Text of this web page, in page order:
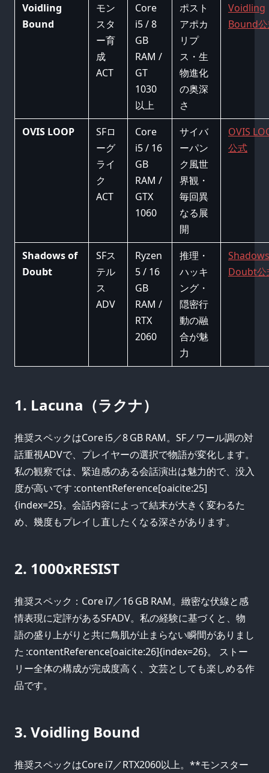
Voidling
Bound
モン
スタ
ー育
成
ACT
Core
i5 / 8
GB
RAM /
GT
1030
以上
ポスト
アポカ
リプ
ス・生
物進化
の奥深
さ
Voidling
Bound
OVIS LOOP
SFロ
ーグ
ライ
ク
ACT
Core
i5 / 16
GB
RAM /
GTX
1060
サイバ
ーパン
ク風世
界観・
毎回異
なる展
開
OVIS
公式
Shadows of
Doubt
SFス
テル
ス
ADV
Ryzen
5 / 16
GB
RAM /
RTX
2060
推理・
ハッキ
ング・
隠密行
動の融
合が魅
力
Doubt公
1. Lacuna（ラクナ）
推奨スペックはCore i5／8 GB RAM。SFノワール調の対
話重視ADVで、プレイヤーの選択で物語が変化します。
私の観察では、緊迫感のある会話演出は魅力的で、没入
度が高いです :contentReference[oaicite:25]
{index=25}。会話内容によって結末が大きく変わるた
め、幾度もプレイし直したくなる深さがあります。
2. 1000xRESIST
推奨スペック：Core i7／16 GB RAM。緻密な伏線と感
情表現に定評があるSFADV。私の経験に基づくと、物
語の盛り上がりと共に鳥肌が止まらない瞬間がありまし
た :contentReference[oaicite:26]{index=26}。 ストー
リー全体の構成が完成度高く、文芸としても楽しめる作
品です。
3. Voidling Bound
推奨スペックはCore i7／RTX2060以上。**モンスター